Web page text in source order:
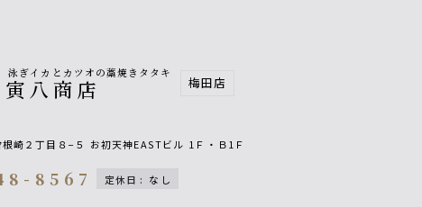
泳ぎイカとカツオの藁焼きタタキ
寅八商店 梅田店
崎２丁目８−５ お初天神EASTビル 1Ｆ・Ｂ1Ｆ
8567 定休日 : なし